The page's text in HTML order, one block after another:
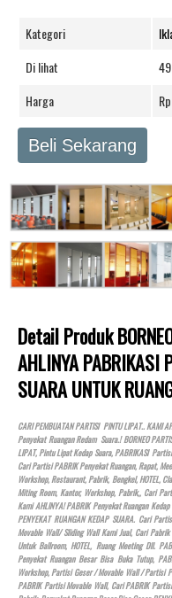
Kategori
Di lihat
Harga
Beli Sekarang
Detail Produk
AHLINYA PABRIKASI
SUARA UNTUK
CARI PEMBUATAN PARTISI PINTU LIPAT.. KAMI
Penyekat Ruangan Redam Suara.! BORNEO
LIPAT, Pintu Lipat Kedap Suara, PABRIKASI
Cari Partisi PABRIK Penyekat Ruangan, Rapat,
Workshop, Restaurant, Pabrik, Bengkel,HOTEL,
Miting Room, Kantor, Workshop, Pabrik,, Cari
Kami AHLINYA! PABRIK Penyekat Ruangan
PENYEKAT RUANGAN KEDAP SUARA. Cari
Movable Wall/ Sliding Wall Kami Jual, Cari Pabrik
Untuk Ballroom,HOTEL, Ruang Meeting Dll.
Penyekat Ruangan Besar Bisa Buka Tutup,
Workshop, Partisi Geser / Movable Wall / Partisi
PABRIK Partisi Movable Wall, Cari PABRIK